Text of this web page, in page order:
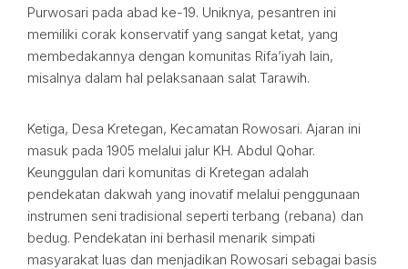
Purwosari pada abad ke-19. Uniknya, pesantren ini
memiliki corak konservatif yang sangat ketat, yang
membedakannya dengan komunitas Rifa’iyah lain,
misalnya dalam hal pelaksanaan salat Tarawih.
Ketiga, Desa Kretegan, Kecamatan Rowosari. Ajaran ini
masuk pada 1905 melalui jalur KH. Abdul Qohar.
Keunggulan dari komunitas di Kretegan adalah
pendekatan dakwah yang inovatif melalui penggunaan
instrumen seni tradisional seperti terbang (rebana) dan
bedug. Pendekatan ini berhasil menarik simpati
masyarakat luas dan menjadikan Rowosari sebagai basis